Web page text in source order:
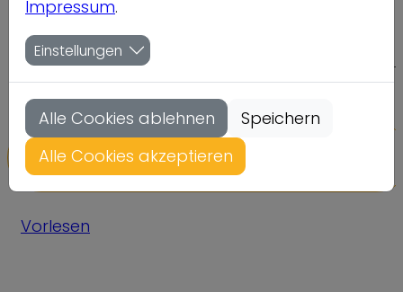
Der dsj-Bewegungskalender bietet Spielideen
Hintergrundwissen für Trainer*innen, Fachkräfte
Kindergruppen
Home
Themen
Bewegung, Spiel und Sport
Kinderwelt ist Bewegungswelt
Vorlesen
Impressum.
Einstellungen
Alle Cookies ablehnen
Speichern
Alle Cookies akzeptieren